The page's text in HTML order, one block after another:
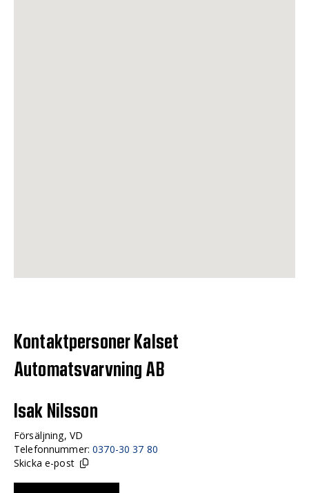
Kontaktpersoner Kalset
Automatsvarvning AB
Isak Nilsson
Försäljning, VD
Telefonnummer:0370-30 37 80
Skicka e-post